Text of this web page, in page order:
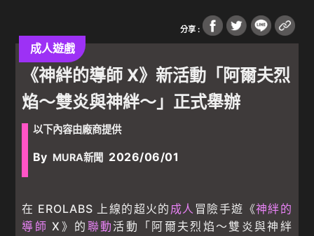
分享 :
成人遊戲
《神絆的導師 X》新活動「阿爾夫烈
焰～雙炎與神絆～」正式舉辦
以下內容由廠商提供
By MURA新聞 2026/06/01
在 EROLABS 上線的超火的 成人 冒險手遊《神絆的
導師 X》的 聯動 活動「阿爾夫烈焰～雙炎與神絆